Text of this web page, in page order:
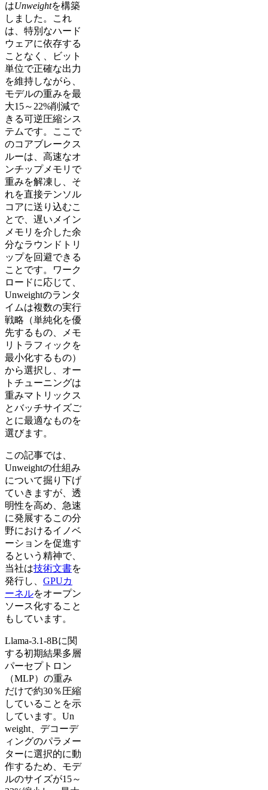
はUnweightを構築
しました。これ
は、特別なハード
ウェアに依存する
ことなく、ビット
単位で正確な出力
を維持しながら、
モデルの重みを最
大15～22%削減で
きる可逆圧縮シス
テムです。ここで
のコアブレークス
ルーは、高速なオ
ンチップメモリで
重みを解凍し、そ
れを直接テンソル
コアに送り込むこ
とで、遅いメイン
メモリを介した余
分なラウンドトリ
ップを回避できる
ことです。ワーク
ロードに応じて、
Unweightのランタ
イムは複数の実行
戦略（単純化を優
先するもの、メモ
リトラフィックを
最小化するもの）
から選択し、オー
トチューニングは
重みマトリックス
とバッチサイズご
とに最適なものを
選びます。
この記事では、
Unweightの仕組み
について掘り下げ
ていきますが、透
明性を高め、急速
に発展するこの分
野におけるイノベ
ーションを促進す
るという精神で、
当社は技術文書を
発行し、 GPUカ
ーネルをオープン
ソース化すること
もしています。
Llama-3.1-8Bに関
する初期結果多層
パーセプトロン
（MLP）の重み
だけで約30％圧縮
していることを示
しています。Un
weight、デコーデ
ィングのパラメー
ターに選択的に動
作するため、モデ
ルのサイズが15～